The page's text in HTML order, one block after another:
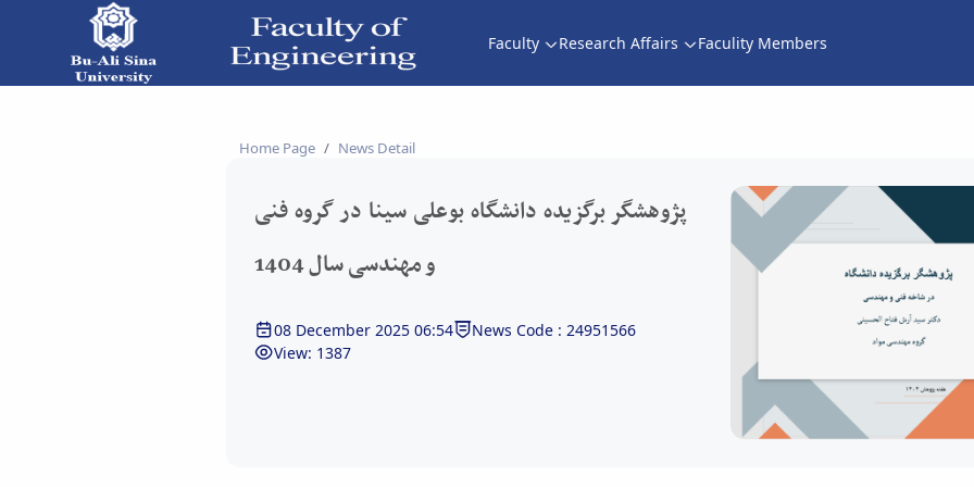
Faculty Research Affairs Faculity Members
پژوهشگر برگزیده دانشگاه بوعلی سینا در گروه فنی و مهندسی سال 1404 - دانشکده فنی و مهندسی Home Page News Detail
پژوهشگر برگزیده دانشگاه بوعلی سینا در گروه فنی
و مهندسی سال 1404
08 December 2025 06:54
News Code : 24951566
View: 1387